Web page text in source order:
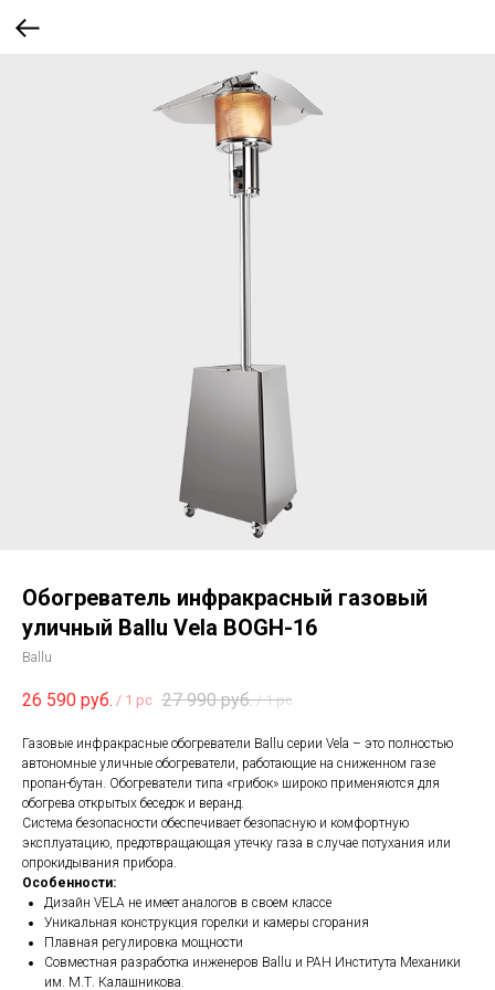
Обогреватель инфракрасный газовый
уличный Ballu Vela BOGH-16
Ballu
26 590 руб. / 1 pc 27 990 руб. / 1 pc
Газовые инфракрасные обогреватели Ballu серии Vela – это полностью
автономные уличные обогреватели, работающие на сниженном газе
пропан-бутан. Обогреватели типа «грибок» широко применяются для
обогрева открытых беседок и веранд.
Система безопасности обеспечивает безопасную и комфортную
эксплуатацию, предотвращающая утечку газа в случае потухания или
опрокидывания прибора.
Особенности:
Дизайн VELA не имеет аналогов в своем классе
Уникальная конструкция горелки и камеры сгорания
Плавная регулировка мощности
Совместная разработка инженеров Ballu и РАН Института Механики
им. М.Т. Калашникова.